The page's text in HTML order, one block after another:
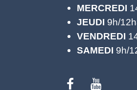
MERCREDI
JEUDI 9h/
VENDREDI
SAMEDI 9h/